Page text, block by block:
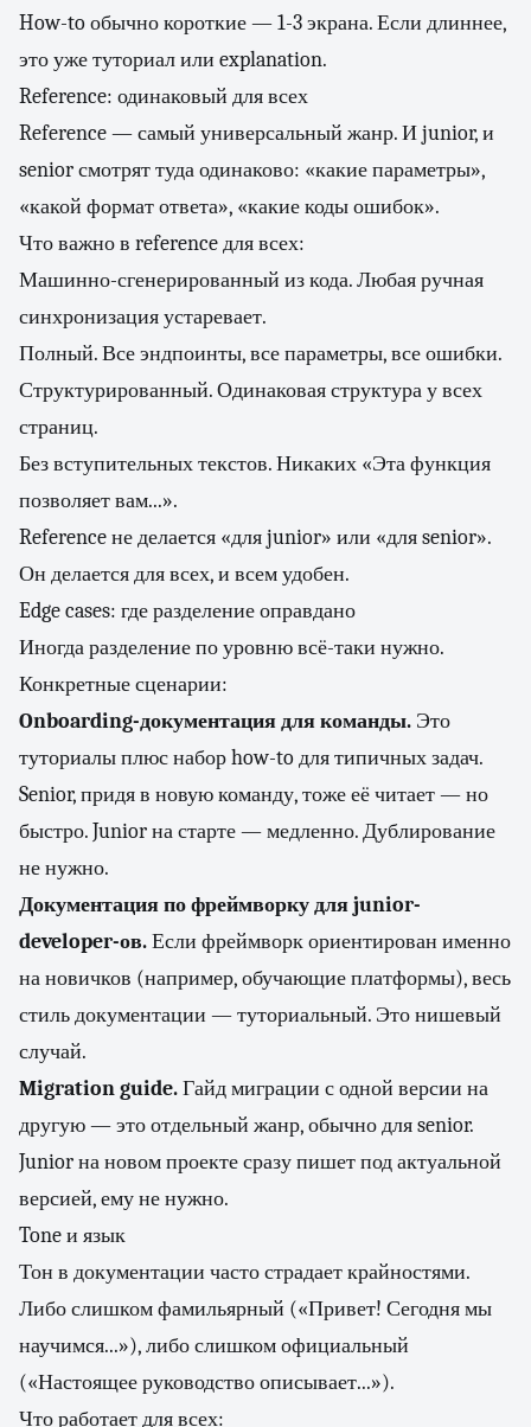
How-to обычно короткие — 1-3 экрана. Если длиннее,
это уже туториал или explanation.
Reference: одинаковый для всех
Reference — самый универсальный жанр. И junior, и
senior смотрят туда одинаково: «какие параметры»,
«какой формат ответа», «какие коды ошибок».
Что важно в reference для всех:
Машинно-сгенерированный из кода. Любая ручная
синхронизация устаревает.
Полный. Все эндпоинты, все параметры, все ошибки.
Структурированный. Одинаковая структура у всех
страниц.
Без вступительных текстов. Никаких «Эта функция
позволяет вам...».
Reference не делается «для junior» или «для senior».
Он делается для всех, и всем удобен.
Edge cases: где разделение оправдано
Иногда разделение по уровню всё-таки нужно.
Конкретные сценарии:
Onboarding-документация для команды. Это
туториалы плюс набор how-to для типичных задач.
Senior, придя в новую команду, тоже её читает — но
быстро. Junior на старте — медленно. Дублирование
не нужно.
Документация по фреймворку для junior-
developer-ов.Если фреймворк ориентирован именно
на новичков (например, обучающие платформы), весь
стиль документации — туториальный. Это нишевый
случай.
Migration guide.Гайд миграции с одной версии на
другую — это отдельный жанр, обычно для senior.
Junior на новом проекте сразу пишет под актуальной
версией, ему не нужно.
Tone и язык
Тон в документации часто страдает крайностями.
Либо слишком фамильярный («Привет! Сегодня мы
научимся...»), либо слишком официальный
(«Настоящее руководство описывает...»).
Что работает для всех: